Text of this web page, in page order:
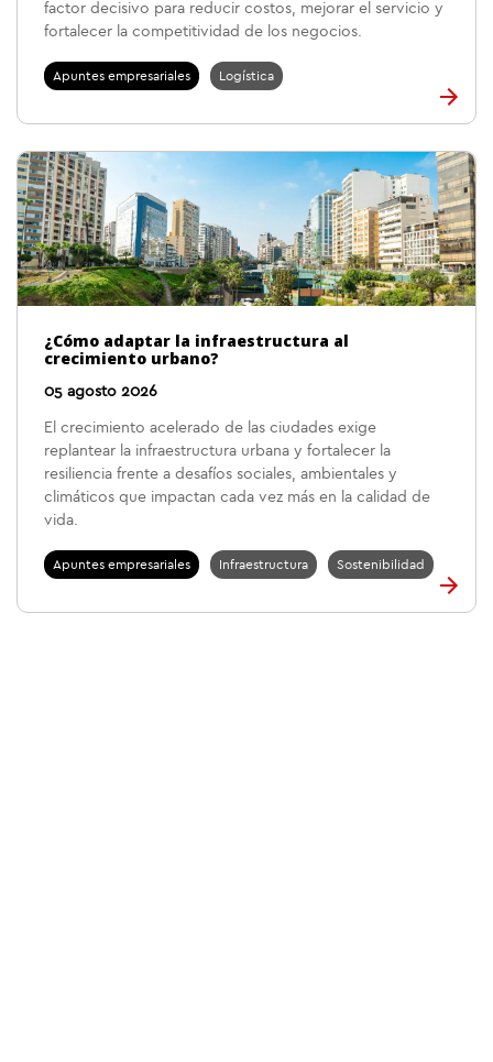
factor decisivo para reducir costos, mejorar el servicio y
fortalecer la competitividad de los negocios.
Apuntes empresariales Logística
¿Cómo adaptar la infraestructura al
crecimiento urbano?
05 agosto 2026
El crecimiento acelerado de las ciudades exige
replantear la infraestructura urbana y fortalecer la
resiliencia frente a desafíos sociales, ambientales y
climáticos que impactan cada vez más en la calidad de
vida.
Apuntes empresariales Infraestructura Sostenibilidad